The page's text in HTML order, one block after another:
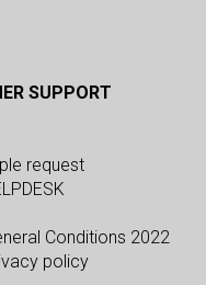
SUPPORT
request
Conditions 2022
policy